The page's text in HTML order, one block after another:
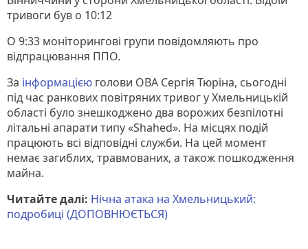
тривоги був о 10:12
О 9:33 моніторингові групи повідомляють про
відпрацювання ППО.
За інформацією голови ОВА Сергія Тюріна, сьогодні
під час ранкових повітряних тривог у Хмельницькій
області було знешкоджено два ворожих безпілотні
літальні апарати типу «Shahed». На місцях подій
працюють всі відповідні служби. На цей момент
немає загиблих, травмованих, а також пошкодження
майна.
Читайте далі: Нічна атака на Хмельницький:
подробиці (ДОПОВНЮЄТЬСЯ)